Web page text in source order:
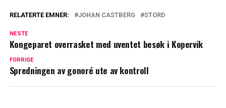
RELATERTE EMNER: JOHAN CASTBERG STORD
NESTE
Kongeparet overrasket med uventet besøk i Kopervik
FORRIGE
Spredningen av gonoré ute av kontroll